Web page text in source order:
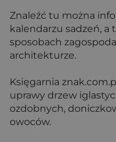
Znaleźć tu można
kalendarzu sadzeń, a
sposobach
architekturze.
Księgarnia
uprawy drzew
ozdobnych,
owoców.